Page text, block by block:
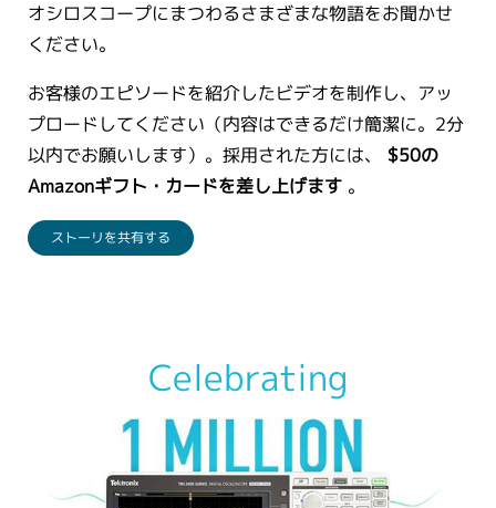
オシロスコープにまつわるさまざまな物語をお聞かせ
ください。
お客様のエピソードを紹介したビデオを制作し、アッ
プロードしてください（内容はできるだけ簡潔に。2分
以内でお願いします）。採用された方には、 $50の
Amazonギフト・カードを差し上げます 。
ストーリを共有する
Celebrating